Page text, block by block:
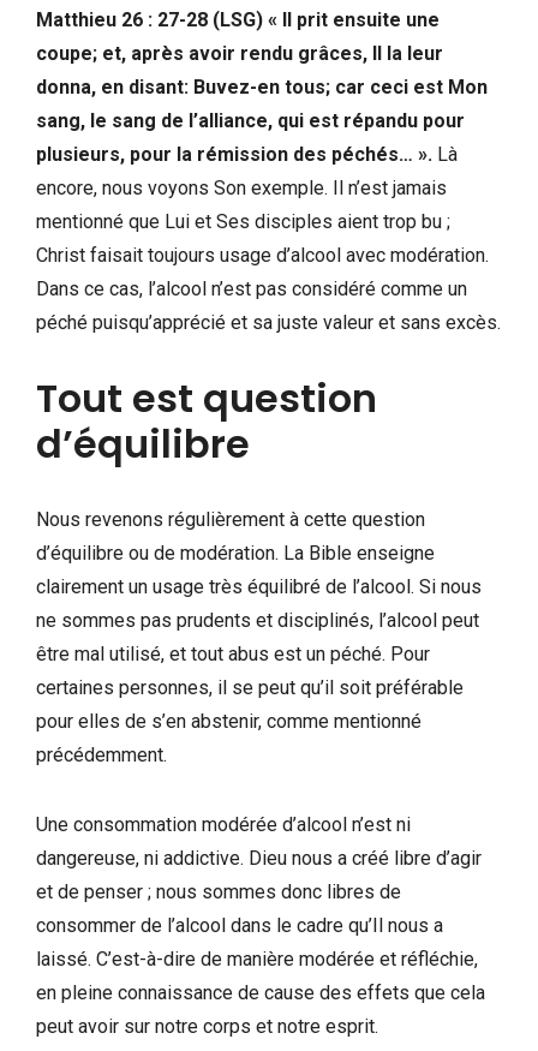
Matthieu 26 : 27-28 (LSG) « Il prit ensuite une
coupe; et, après avoir rendu grâces, Il la leur
donna, en disant: Buvez-en tous; car ceci est Mon
sang, le sang de l’alliance, qui est répandu pour
plusieurs, pour la rémission des péchés… ». Là
encore, nous voyons Son exemple. Il n’est jamais
mentionné que Lui et Ses disciples aient trop bu ;
Christ faisait toujours usage d’alcool avec modération.
Dans ce cas, l’alcool n’est pas considéré comme un
péché puisqu’apprécié et sa juste valeur et sans excès.
Tout est question
d’équilibre
Nous revenons régulièrement à cette question
d’équilibre ou de modération. La Bible enseigne
clairement un usage très équilibré de l’alcool. Si nous
ne sommes pas prudents et disciplinés, l’alcool peut
être mal utilisé, et tout abus est un péché. Pour
certaines personnes, il se peut qu’il soit préférable
pour elles de s’en abstenir, comme mentionné
précédemment.
Une consommation modérée d’alcool n’est ni
dangereuse, ni addictive. Dieu nous a créé libre d’agir
et de penser ; nous sommes donc libres de
consommer de l’alcool dans le cadre qu’Il nous a
laissé. C’est-à-dire de manière modérée et réfléchie,
en pleine connaissance de cause des effets que cela
peut avoir sur notre corps et notre esprit.